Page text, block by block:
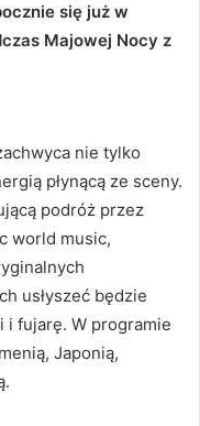
się już w
Majowej Nocy z
nie tylko
płynącą ze sceny.
podróż przez
world music,
usłyszeć będzie
i fujarę. W programie
Japonią,